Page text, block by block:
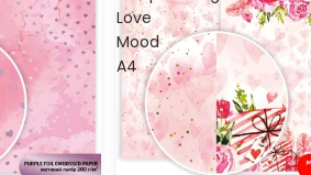
Love
Mood
A4